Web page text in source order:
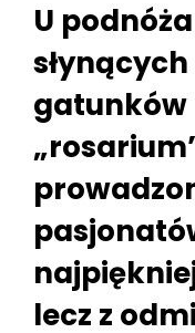
U
gatunków
lecz z